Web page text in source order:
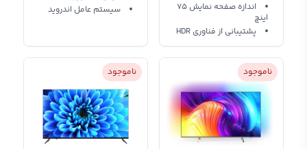
اندازه صفحه نمایش 75
اینچ
پشتیبانی از فناوری HDR
سیستم عامل اندروید
ناموجود ناموجود